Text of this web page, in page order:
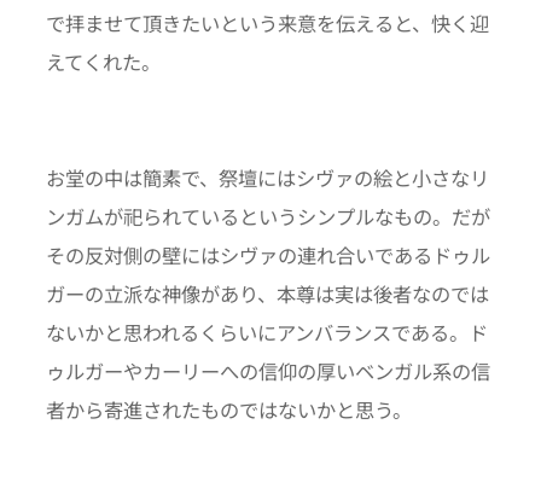
で拝ませて頂きたいという来意を伝えると、快く迎
えてくれた。
お堂の中は簡素で、祭壇にはシヴァの絵と小さなリ
ンガムが祀られているというシンプルなもの。だが
その反対側の壁にはシヴァの連れ合いであるドゥル
ガーの立派な神像があり、本尊は実は後者なのでは
ないかと思われるくらいにアンバランスである。ド
ゥルガーやカーリーへの信仰の厚いベンガル系の信
者から寄進されたものではないかと思う。